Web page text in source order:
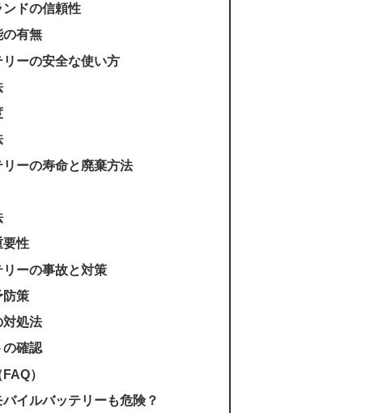
ンドの信頼性
の有無
ーの安全な使い方
ーの寿命と廃棄方法
要性
ーの事故と対策
防策
対処法
の確認
）
イルバッテリーも危険？